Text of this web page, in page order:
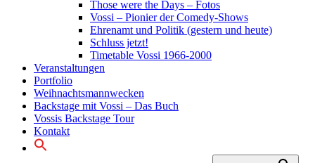
Those were the Days – Fotos
Vossi – Pionier der Comedy-Shows
Ehrenamt und Politik (gestern und heute)
Schluss jetzt!
Timetable Vossi 1966-2000
Veranstaltungen
Portfolio
Weihnachtsmannwecken
Backstage mit Vossi – Das Buch
Vossis Backstage Tour
Kontakt